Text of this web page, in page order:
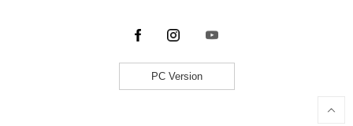
PC Version